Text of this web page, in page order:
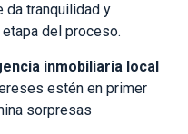
da tranquilidad y
del proceso.
inmobiliaria local
estén en primer
sorpresas